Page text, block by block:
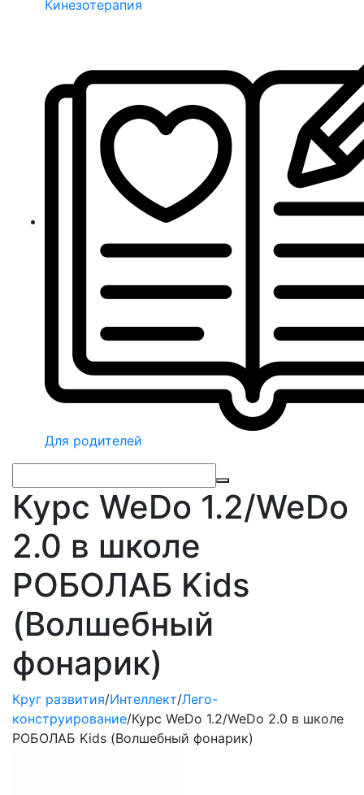
Кинезотерапия
Для родителей
Курс WeDo 1.2/WeDo
2.0 в школе
РОБОЛАБ Kids
(Волшебный
фонарик)
Круг развития/Интеллект/Лего-
конструирование/Курс WeDo 1.2/WeDo 2.0 в школе
РОБОЛАБ Kids (Волшебный фонарик)